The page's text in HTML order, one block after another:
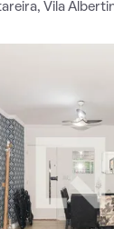
Vila